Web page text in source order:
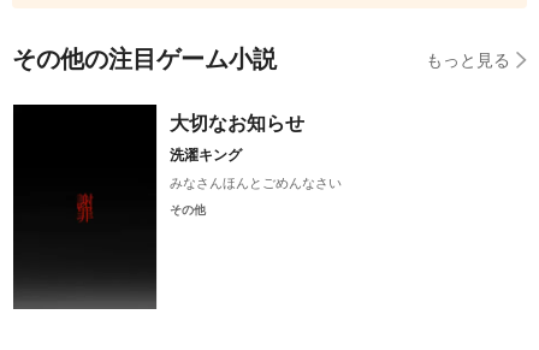
その他の注目ゲーム小説 もっと見る
大切なお知らせ
洗濯キング
みなさんほんとごめんなさい
その他